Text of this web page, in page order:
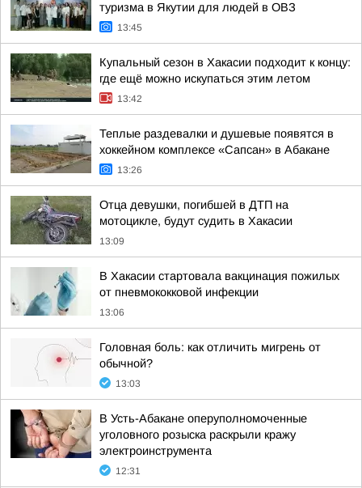
туризма в Якутии для людей в ОВЗ
13:45
Купальный сезон в Хакасии подходит к концу:
где ещё можно искупаться этим летом
13:42
Теплые раздевалки и душевые появятся в
хоккейном комплексе «Сапсан» в Абакане
13:26
Отца девушки, погибшей в ДТП на
мотоцикле, будут судить в Хакасии
13:09
В Хакасии стартовала вакцинация пожилых
от пневмококковой инфекции
13:06
Головная боль: как отличить мигрень от
обычной?
13:03
В Усть-Абакане оперуполномоченные
уголовного розыска раскрыли кражу
электроинструмента
12:31